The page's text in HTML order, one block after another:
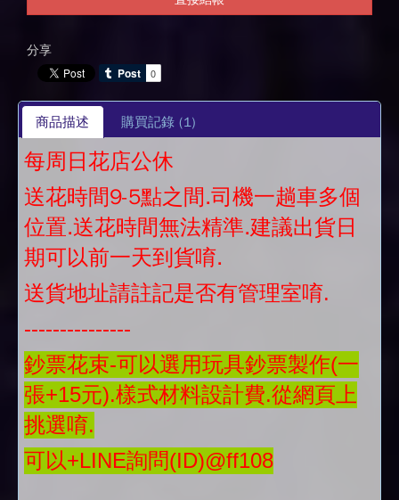
分享
商品描述 購買記錄(1)
每周日花店公休
送花時間9-5點之間.司機一趟車多個
位置.送花時間無法精準.建議出貨日
期可以前一天到貨唷.
送貨地址請註記是否有管理室唷.
---------------
鈔票花束-可以選用玩具鈔票製作(一
張+15元).樣式材料設計費.從網頁上
挑選唷.
可以+LINE詢問(ID)@ff108